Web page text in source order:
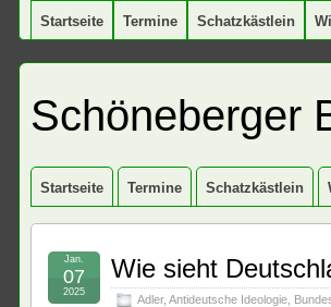
Startseite Termine Schatzkästlein
Schöneberger
Startseite Termine Schatzkästlein
Wie sieht
Adler, Antideutsche Ideologie
Jan.
07
2025